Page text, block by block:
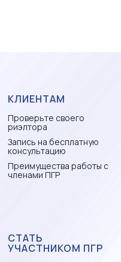
КЛИЕНТАМ
Проверьте своего
риэлтора
Запись на бесплатную
консультацию
Преимущества работы с
членами ПГР
СТАТЬ
УЧАСТНИКОМ ПГР